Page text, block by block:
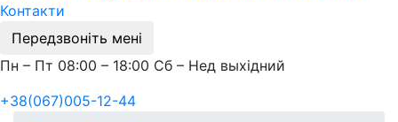
Контакти
Передзвоніть мені
Пн – Пт 08:00 – 18:00 Сб – Нед выхідний
+38(067)005-12-44